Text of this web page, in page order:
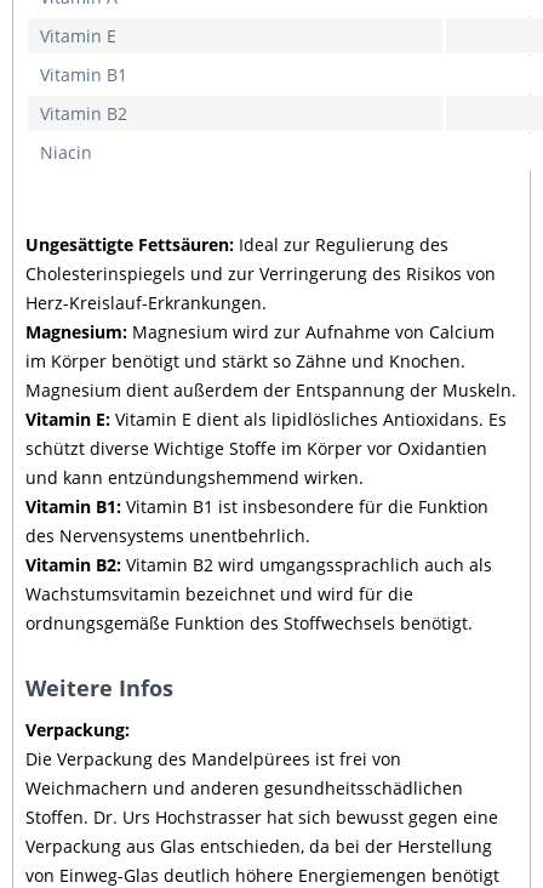
Vitamin E
Vitamin B1
Vitamin B2
Niacin
Ungesättigte Fettsäuren: Ideal zur Regulierung des
Cholesterinspiegels und zur Verringerung des Risikos von
Herz-Kreislauf-Erkrankungen.
Magnesium: Magnesium wird zur Aufnahme von Calcium
im Körper benötigt und stärkt so Zähne und Knochen.
Magnesium dient außerdem der Entspannung der Muskeln.
Vitamin E: Vitamin E dient als lipidlösliches Antioxidans. Es
schützt diverse Wichtige Stoffe im Körper vor Oxidantien
und kann entzündungshemmend wirken.
Vitamin B1: Vitamin B1 ist insbesondere für die Funktion
des Nervensystems unentbehrlich.
Vitamin B2: Vitamin B2 wird umgangssprachlich auch als
Wachstumsvitamin bezeichnet und wird für die
ordnungsgemäße Funktion des Stoffwechsels benötigt.
Weitere Infos
Verpackung:
Die Verpackung des Mandelpürees ist frei von
Weichmachern und anderen gesundheitsschädlichen
Stoffen. Dr. Urs Hochstrasser hat sich bewusst gegen eine
Verpackung aus Glas entschieden, da bei der Herstellung
von Einweg-Glas deutlich höhere Energiemengen benötigt